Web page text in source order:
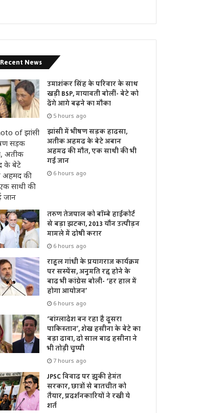
Recent News
उमाशंकर सिंह के परिवार के साथ
खड़ी BSP, मायावती बोलीं- बेटे को
देंगे आगे बढ़ने का मौका
5 hours ago
झांसी में भीषण सड़क हादसा,
अतीक अहमद के बेटे अबान
अहमद की मौत, एक साथी की भी
गई जान
6 hours ago
तरुण तेजपाल को बॉम्बे हाईकोर्ट
से बड़ा झटका, 2013 यौन उत्पीड़न
मामले में दोषी करार
6 hours ago
राहुल गांधी के प्रयागराज कार्यक्रम
पर सस्पेंस, अनुमति रद्द होने के
बाद भी कांग्रेस बोली- ‘हर हाल में
होगा आयोजन’
6 hours ago
‘बांग्लादेश बन रहा है दूसरा
पाकिस्तान’, शेख हसीना के बेटे का
बड़ा दावा, दो साल बाद हसीना ने
भी तोड़ी चुप्पी
7 hours ago
JPSC विवाद पर झुकी हेमंत
सरकार, छात्रों से बातचीत को
तैयार, प्रदर्शनकारियों ने रखी ये
शर्त